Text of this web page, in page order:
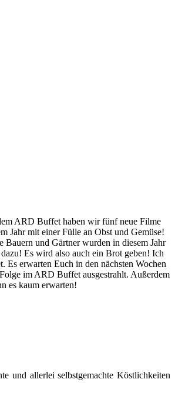
ARD Buffet haben wir fünf neue Filme
Jahr mit einer Fülle an Obst und Gemüse!
und Gärtner wurden in diesem Jahr
Es wird also auch ein Brot geben! Ich
Es erwarten Euch in den nächsten Wochen
im ARD Buffet ausgestrahlt. Außerdem
es kaum erwarten!
und allerlei selbstgemachte Köstlichkeiten